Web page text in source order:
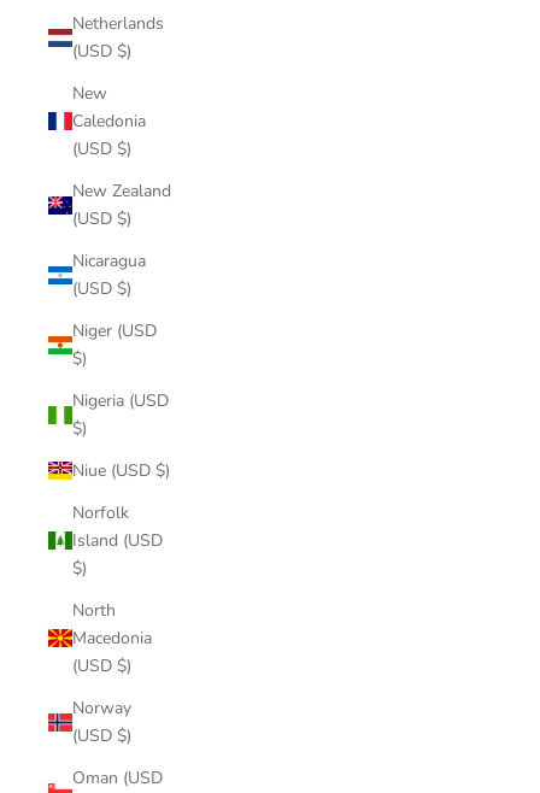
Netherlands
(USD $)
New
Caledonia
(USD $)
New Zealand
(USD $)
Nicaragua
(USD $)
Niger (USD
$)
Nigeria (USD
$)
Niue (USD $)
Norfolk
Island (USD
$)
North
Macedonia
(USD $)
Norway
(USD $)
Oman (USD